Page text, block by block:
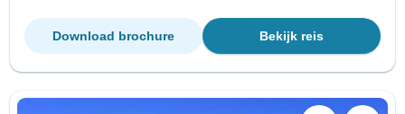
Bekijk reis
Download brochure